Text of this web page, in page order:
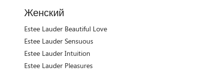
Женский
Estee Lauder Beautiful Love
Estee Lauder Sensuous
Estee Lauder Intuition
Estee Lauder Pleasures